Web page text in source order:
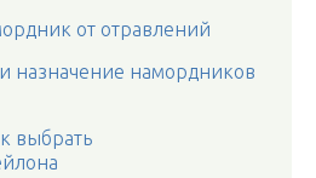
от отравлений
назначение намордников
выбрать